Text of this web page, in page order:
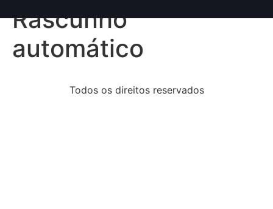
Rascunho
automático
Todos os direitos reservados